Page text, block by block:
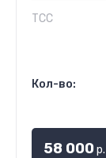
ТСС
Кол-во:
58 000р.